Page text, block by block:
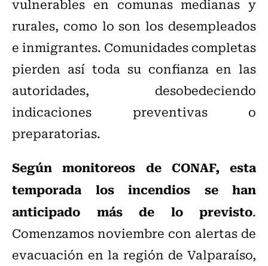
vulnerables en comunas medianas y
rurales, como lo son los desempleados
e inmigrantes. Comunidades completas
pierden así toda su confianza en las
autoridades, desobedeciendo
indicaciones preventivas o
preparatorias.
Según monitoreos de CONAF, esta
temporada los incendios se han
anticipado más de lo previsto.
Comenzamos noviembre con alertas de
evacuación en la región de Valparaíso,